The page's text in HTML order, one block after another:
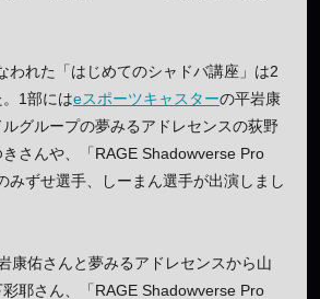
われた「はじめてのシャドバ講座」は2
1部にはeスポーツキャスターの平岩康
グループの夢みるアドレセンスの荻野
さんや、「RAGE Shadowverse Pro
みずせ選手、しーまん選手が出演しまし
康佑さんと夢みるアドレセンスから山
耶さん、「RAGE Shadowverse Pro